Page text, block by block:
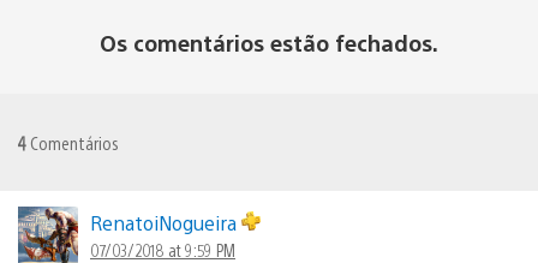
Os comentários estão fechados.
4 Comentários
RenatoiNogueira
07/03/2018 at 9:59 PM